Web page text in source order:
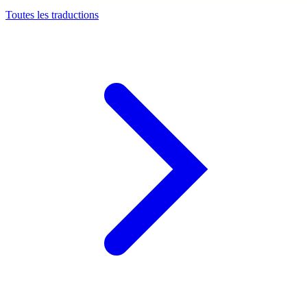
Toutes les traductions